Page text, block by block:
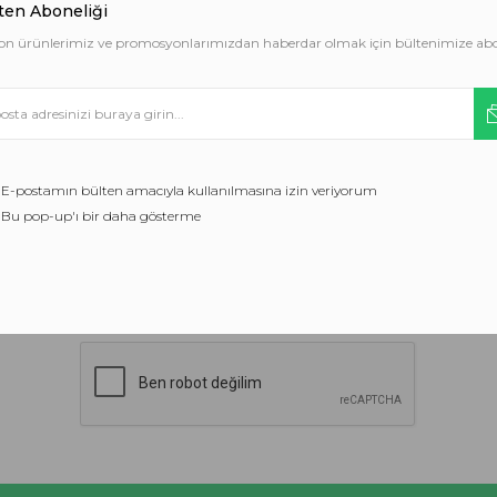
hizmetlerimizi sunmamıza yardımcı olur.
kullanarak çerez kullanımımızı kabul etmiş olursunuz.
DAHA FAZLA BILGI EDIN
Aboneliği
ürünlerimiz ve promosyonlarımızdan haberdar olmak için bültenimize
E-postamın bülten amacıyla kullanılmasına izin veriyorum
Bu pop-up'ı bir daha gösterme